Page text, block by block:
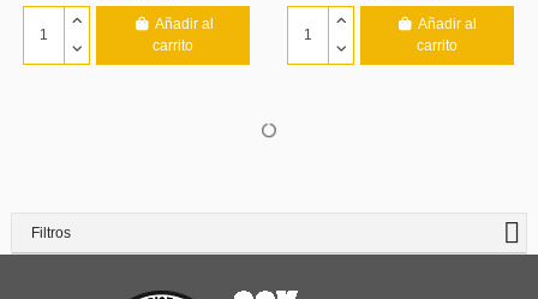
Añadir al
carrito
Añadir al
carrito
Filtros